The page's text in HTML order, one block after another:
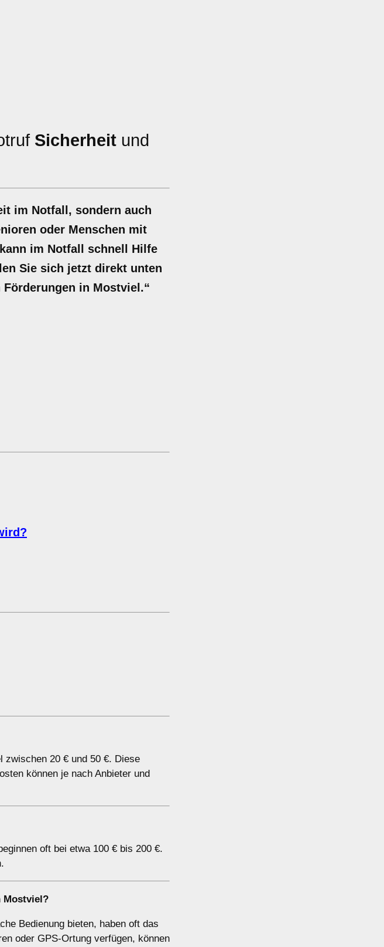
Sicherheit und
im Notfall, sondern auch
oder Menschen mit
im Notfall schnell Hilfe
Sie sich jetzt direkt unten
in Mostviel.“
zwischen 20 € und 50 €. Diese
können je nach Anbieter und
oft bei etwa 100 € bis 200 €.
Mostviel?
Bedienung bieten, haben oft das
oder GPS-Ortung verfügen, können